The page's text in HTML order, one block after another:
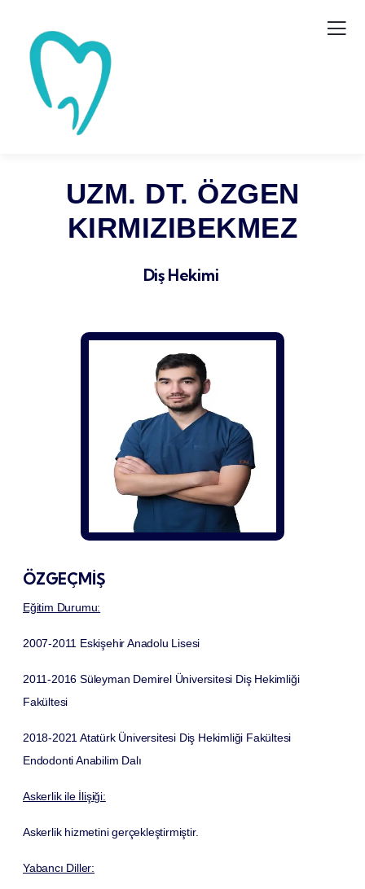
UZM. DT. ÖZGEN
KIRMIZIBEKMEZ
Diş Hekimi
ÖZGEÇMİŞ
Eğitim Durumu:
2007-2011 Eskişehir Anadolu Lisesi
2011-2016 Süleyman Demirel Üniversitesi Diş Hekimliği
Fakültesi
2018-2021Atatürk Üniversitesi Diş Hekimliği Fakültesi
Endodonti Anabilim Dalı
Askerlik ile İlişiği:
Askerlik hizmetini gerçekleştirmiştir.
Yabancı Diller: